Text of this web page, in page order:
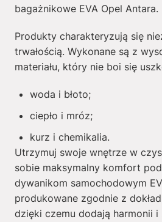
bagażnikowe EVA Opel Antara.
Produkty charakteryzują się
trwałością. Wykonane są z
materiału, który nie boi się
woda i błoto;
ciepło i mróz;
kurz i chemikalia.
Utrzymuj swoje wnętrze w
sobie maksymalny komfort
dywanikom samochodowym
produkowane zgodnie z
dzięki czemu dodają harmonii